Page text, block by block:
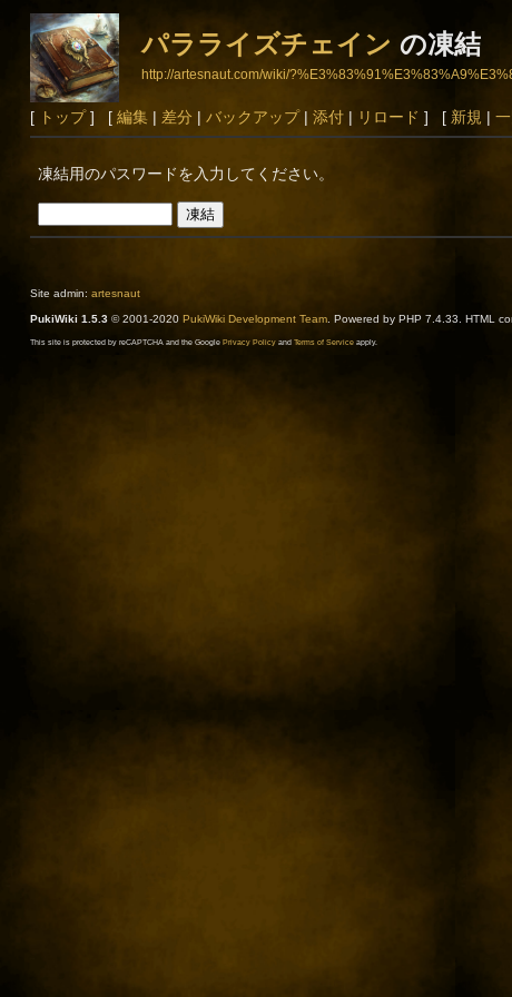
パラライズチェイン の凍結
http://artesnaut.com/wiki/
[ トップ] [ 編集| 差分| バックアップ| 添付| リロード ] [ 新規 |
凍結用のパスワードを入力してください。
Site admin: artesnaut
PukiWiki 1.5.3© 2001-2020 PukiWiki Development Team. Powered by PHP 7.4.33. HTML
This site is protected by reCAPTCHA and the Google Privacy Policyand Terms of Serviceapply.